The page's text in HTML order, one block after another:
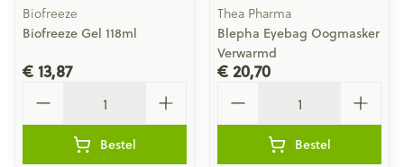
Biofreeze
Biofreeze Gel 118ml
€ 13,87
Bestel
Thea Pharma
Blepha Eyebag Oogmasker
Verwarmd
€ 20,70
Bestel